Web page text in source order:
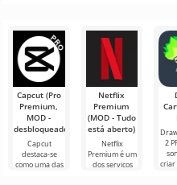
Capcut (Pro
Premium,
MOD -
desbloqueado)
Capcut
destaca-se
como uma das
Netflix
Premium
(MOD - Tudo
está aberto)
Netflix
Premium é um
dos serviços
2
criar